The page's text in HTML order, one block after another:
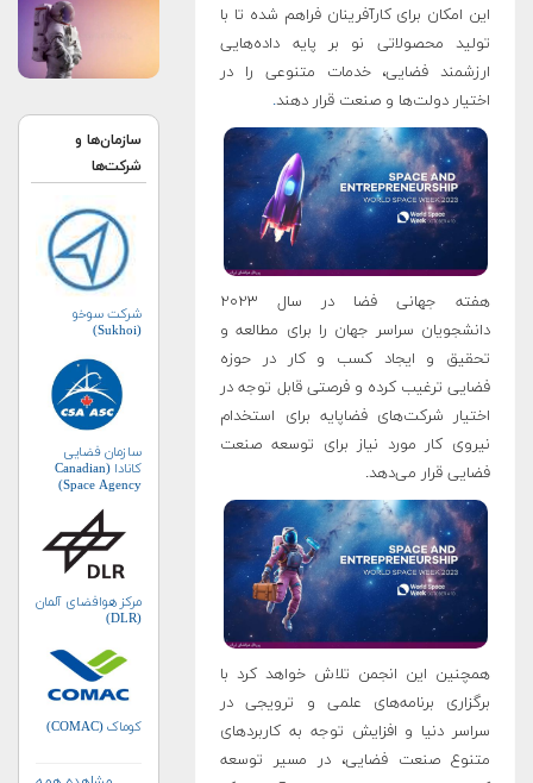
این امکان برای کارآفرینان فراهم شده تا با
تولید محصولاتی نو بر پایه داده‌هایی
ارزشمند فضایی، خدمات متنوعی را در
اختیار دولت‌ها و صنعت قرار دهند.
هفته جهانی فضا در سال ۲۰۲۳
دانشجویان سراسر جهان را برای مطالعه و
تحقیق و ایجاد کسب و کار در حوزه
فضایی ترغیب کرده و فرصتی قابل توجه در
اختیار شرکت‌های فضاپایه برای استخدام
نیروی کار مورد نیاز برای توسعه صنعت
فضایی قرار می‌دهد.
همچنین این انجمن تلاش خواهد کرد با
برگزاری برنامه‌های علمی و ترویجی در
سراسر دنیا و افزایش توجه به کاربردهای
متنوع صنعت فضایی، در مسیر توسعه
سازمان‌ها و
شرکت‌ها
شرکت سوخو
(Sukhoi)
سازمان فضایی
کانادا (Canadian
Space Agency)
مرکز هوافضای آلمان
(DLR)
کوماک (COMAC)